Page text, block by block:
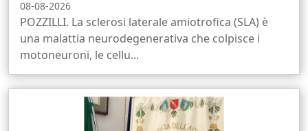
08-08-2026
POZZILLI. La sclerosi laterale amiotrofica (SLA) è
una malattia neurodegenerativa che colpisce i
motoneuroni, le cellu...